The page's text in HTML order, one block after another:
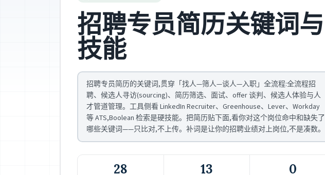
招聘专员简历关键词与
技能
招聘专员简历的关键词,贯穿「找人—筛人—谈人—入职」全流程:全流程招
聘、候选人寻访(sourcing)、简历筛选、面试、offer 谈判、候选人体验与人
才管道管理。工具侧看 LinkedIn Recruiter、Greenhouse、Lever、Workday
等 ATS,Boolean 检索是硬技能。把简历贴下面,看你对这个岗位命中和缺失了
哪些关键词——只比对,不上传。补词是让你的招聘业绩对上岗位,不是凑数。
28 13 0